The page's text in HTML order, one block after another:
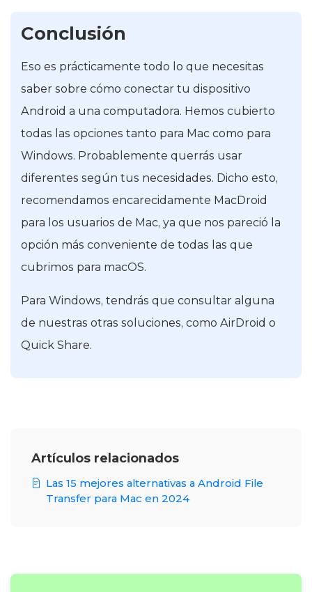
Conclusión
Eso es prácticamente todo lo que necesitas
saber sobre cómo conectar tu dispositivo
Android a una computadora. Hemos cubierto
todas las opciones tanto para Mac como para
Windows. Probablemente querrás usar
diferentes según tus necesidades. Dicho esto,
recomendamos encarecidamente MacDroid
para los usuarios de Mac, ya que nos pareció la
opción más conveniente de todas las que
cubrimos para macOS.
Para Windows, tendrás que consultar alguna
de nuestras otras soluciones, como AirDroid o
Quick Share.
Artículos relacionados
Las 15 mejores alternativas a Android File
Transfer para Mac en 2024